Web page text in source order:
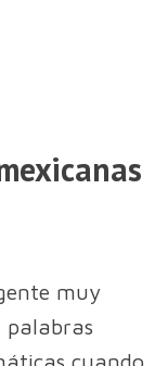
muy
palabras
cuando